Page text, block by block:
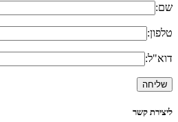
שם:
טלפון:
דוא"ל:
ליצירת קשר